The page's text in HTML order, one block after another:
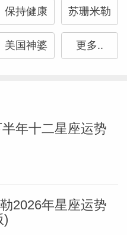
座爱情配对结果
座爱情配对结果
座爱情配对结果
座爱情配对结果
座爱情配对结果
保持健康 苏珊米勒
美国神婆 更多..
年十二星座运势
2026年星座运势
)